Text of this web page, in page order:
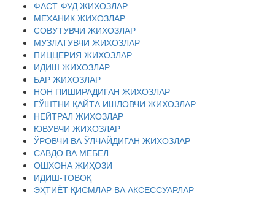
ФАСТ-ФУД ЖИХОЗЛАР
МЕХАНИК ЖИХОЗЛАР
СОВУТУВЧИ ЖИХОЗЛАР
МУЗЛАТУВЧИ ЖИХОЗЛАР
ПИЦЦЕРИЯ ЖИХОЗЛАР
ИДИШ ЖИХОЗЛАР
БАР ЖИХОЗЛАР
НОН ПИШИРАДИГАН ЖИХОЗЛАР
ГЎШТНИ ҚАЙТА ИШЛОВЧИ ЖИХОЗЛАР
НЕЙТРАЛ ЖИХОЗЛАР
ЮВУВЧИ ЖИХОЗЛАР
ЎРОВЧИ ВА ЎЛЧАЙДИГАН ЖИХОЗЛАР
САВДО ВА МЕБЕЛ
ОШХОНА ЖИҲОЗИ
ИДИШ-ТОВОҚ
ЭҲТИЁТ ҚИСМЛАР ВА АКСЕССУАРЛАР